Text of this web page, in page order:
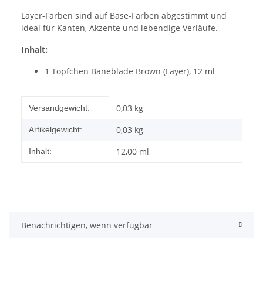
Layer-Farben sind auf Base-Farben abgestimmt und
ideal für Kanten, Akzente und lebendige Verläufe.
Inhalt:
1 Töpfchen Baneblade Brown (Layer), 12 ml
Produkteigenschaft
Wert
Versandgewicht: 0,03 kg
Artikelgewicht: 0,03 kg
Inhalt: 12,00 ml
Benachrichtigen, wenn verfügbar